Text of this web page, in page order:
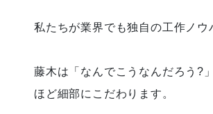
私たちが業界でも独自の工作ノ
藤木は「なんでこうなんだろう?
ほど細部にこだわります。